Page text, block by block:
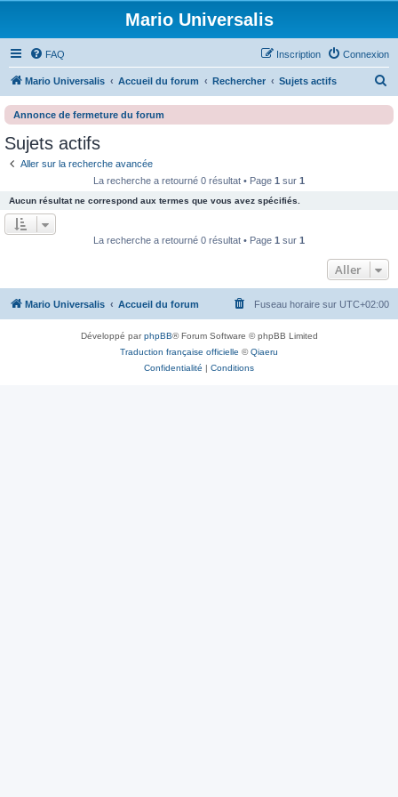
Mario Universalis
FAQ Connexion
Inscription
Mario Universalis Accueil du forum Rechercher Sujets actifs
c
Annonce de fermeture du forum
Sujets actifs
Aller sur la recherche avancée
La recherche a retourné 0 résultat • Page 1 sur 1
Aucun résultat ne correspond aux termes que vous avez spécifiés.
La recherche a retourné 0 résultat • Page 1 sur 1
Aller
Mario Universalis Accueil du forum Fuseau horaire sur UTC+02:00
Développé parphpBB® Forum Software © phpBB Limited
Traduction française officielle ©Qiaeru
Confidentialité | Conditions